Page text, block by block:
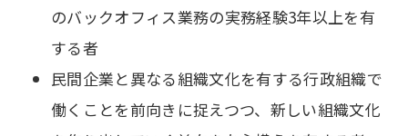
のバックオフィス業務の実務経験3年以上を有
する者
民間企業と異なる組織文化を有する行政組織で
働くことを前向きに捉えつつ、新しい組織文化